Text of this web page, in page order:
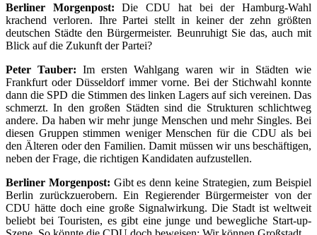
Berliner Morgenpost: Die CDU hat bei der Hamburg-Wahl
krachend verloren. Ihre Partei stellt in keiner der zehn größten
deutschen Städte den Bürgermeister. Beunruhigt Sie das, auch mit
Blick auf die Zukunft der Partei?
Peter Tauber: Im ersten Wahlgang waren wir in Städten wie
Frankfurt oder Düsseldorf immer vorne. Bei der Stichwahl konnte
dann die SPD die Stimmen des linken Lagers auf sich vereinen. Das
schmerzt. In den großen Städten sind die Strukturen schlichtweg
andere. Da haben wir mehr junge Menschen und mehr Singles. Bei
diesen Gruppen stimmen weniger Menschen für die CDU als bei
den Älteren oder den Familien. Damit müssen wir uns beschäftigen,
neben der Frage, die richtigen Kandidaten aufzustellen.
Berliner Morgenpost: Gibt es denn keine Strategien, zum Beispiel
Berlin zurückzuerobern. Ein Regierender Bürgermeister von der
CDU hätte doch eine große Signalwirkung. Die Stadt ist weltweit
beliebt bei Touristen, es gibt eine junge und bewegliche Start-up-